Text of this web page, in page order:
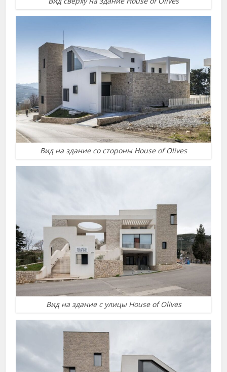
Вид на здание со стороны House of Olives
Вид на здание с улицы House of Olives